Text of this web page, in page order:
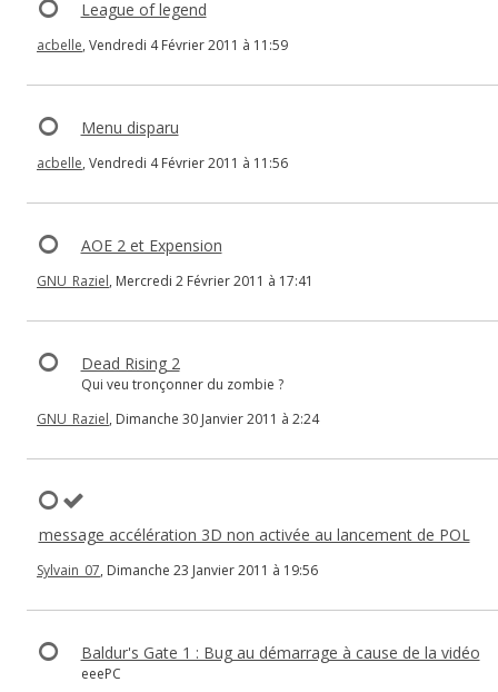
League of legend
acbelle, Vendredi 4 Février 2011 à 11:59
Menu disparu
acbelle, Vendredi 4 Février 2011 à 11:56
AOE 2 et Expension
GNU_Raziel, Mercredi 2 Février 2011 à 17:41
Dead Rising 2
Qui veu tronçonner du zombie ?
GNU_Raziel, Dimanche 30 Janvier 2011 à 2:24
message accélération 3D non activée au lancement de POL
Sylvain_07, Dimanche 23 Janvier 2011 à 19:56
Baldur's Gate 1 : Bug au démarrage à cause de la vidéo
eeePC